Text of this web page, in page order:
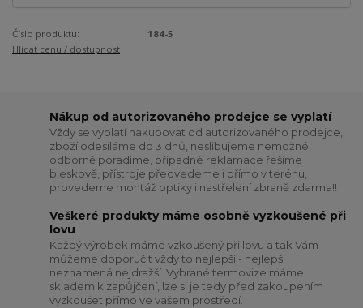
Číslo produktu:
184-5
Hlídat cenu / dostupnost
Nákup od autorizovaného prodejce se vyplatí
Vždy se vyplatí nakupovat od autorizovaného prodejce,
zboží odesíláme do 3 dnů, neslibujeme nemožné,
odborně poradíme, případné reklamace řešíme
bleskově, přístroje předvedeme i přímo v terénu,
provedeme montáž optiky i nastřelení zbraně zdarma!!
Veškeré produkty máme osobně vyzkoušené při
lovu
Každý výrobek máme vzkoušený při lovu a tak Vám
můžeme doporučit vždy to nejlepší - nejlepší
neznamená nejdražší. Vybrané termovize máme
skladem k zapůjčení, lze si je tedy před zakoupením
vyzkoušet přímo ve vašem prostředí.